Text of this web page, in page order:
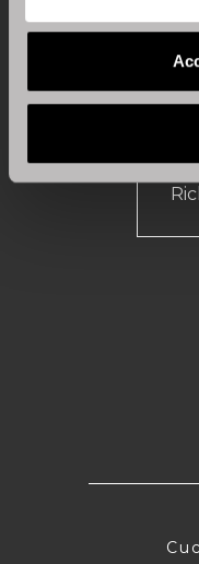
Vivi con